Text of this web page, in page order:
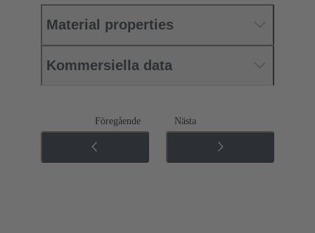
Material properties
Kommersiella data
Föregående Nästa